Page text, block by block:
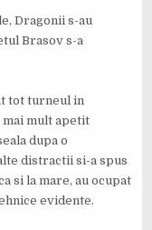
Dragonii s-au
Brasov s-a
tot turneul in
mai mult apetit
dupa o
distractii si-a spus
si la mare, au ocupat
evidente.